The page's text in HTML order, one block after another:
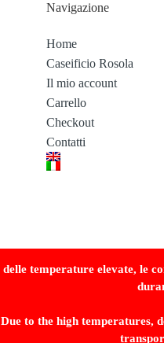
temperature elevate, le
to the high temperatures,
Navigazione
Home
Caseificio Rosola
Il mio account
Carrello
Checkout
Contatti